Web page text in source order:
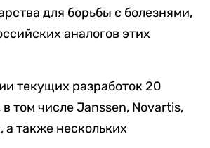
для борьбы с болезнями,
аналогов этих
текущих разработок 20
том числе Janssen, Novartis,
а также нескольких